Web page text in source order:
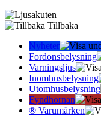
Tillbaka
Nyheter
Fordonsbelysning
Varningsljus
Inomhusbelysning
Utomhusbelysning
Fyndhörnan
® Varumärken